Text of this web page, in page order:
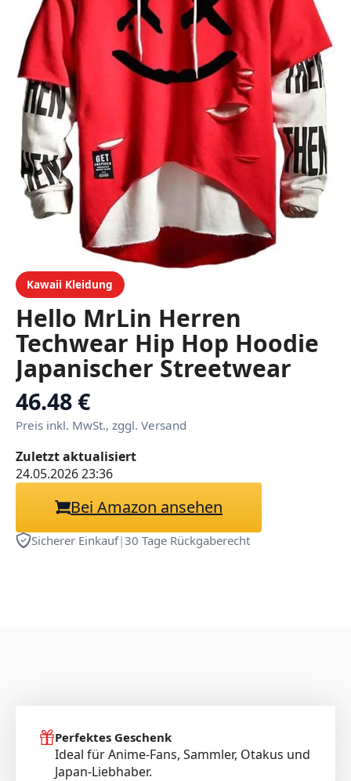
Kawaii Kleidung
Hello MrLin Herren
Techwear Hip Hop Hoodie
Japanischer Streetwear
Patchwork Urban Jumper
46.48 €
Preis inkl. MwSt., zggl. Versand
Zuletzt aktualisiert
24.05.2026 23:36
Bei Amazon ansehen
Sicherer Einkauf|30 Tage Rückgaberecht
Perfektes Geschenk
Ideal für Anime-Fans, Sammler, Otakus und
Japan-Liebhaber.